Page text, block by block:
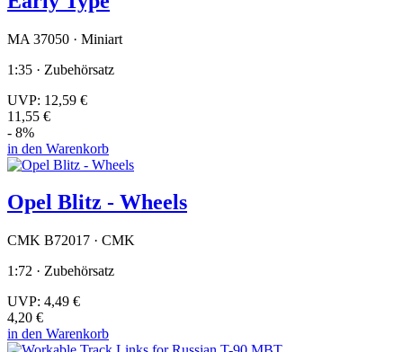
MA 37050 · Miniart
1:35 · Zubehörsatz
UVP: 12,59 €
11,55 €
- 8%
in den Warenkorb
Opel Blitz - Wheels
CMK B72017 · CMK
1:72 · Zubehörsatz
UVP: 4,49 €
4,20 €
in den Warenkorb